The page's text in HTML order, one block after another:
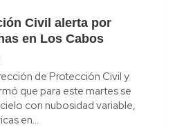
Civil alerta por
en Los Cabos
de Protección Civil y
que para este martes se
con nubosidad variable,
en…